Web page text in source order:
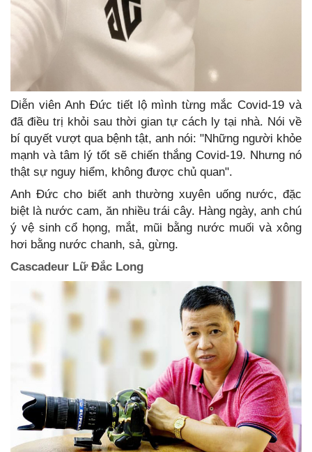
Diễn viên Anh Đức tiết lộ mình từng mắc Covid-19 và
đã điều trị khỏi sau thời gian tự cách ly tại nhà. Nói về
bí quyết vượt qua bệnh tật, anh nói: "Những người khỏe
mạnh và tâm lý tốt sẽ chiến thắng Covid-19. Nhưng nó
thật sự nguy hiểm, không được chủ quan".
Anh Đức cho biết anh thường xuyên uống nước, đặc
biệt là nước cam, ăn nhiều trái cây. Hàng ngày, anh chú
ý vệ sinh cổ họng, mắt, mũi bằng nước muối và xông
hơi bằng nước chanh, sả, gừng.
Cascadeur Lữ Đắc Long